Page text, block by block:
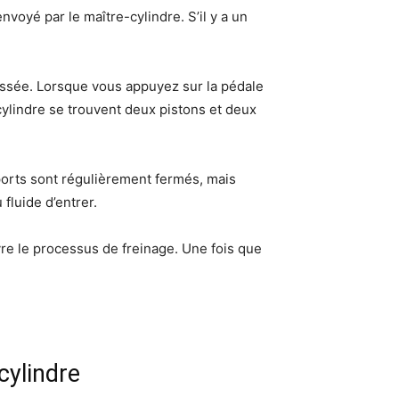
par le maître-cylindre. S’il y a un
Lorsque vous appuyez sur la pédale
se trouvent deux pistons et deux
sont régulièrement fermés, mais
d’entrer.
le processus de freinage. Une fois que